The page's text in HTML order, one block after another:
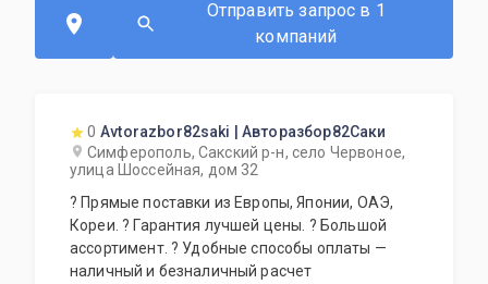
Отправить запрос в 1
компаний
0 Avtorazbor82saki | Авторазбор82Саки
Симферополь, Сакский р-н, село Червоное,
улица Шоссейная, дом 32
? Прямые поставки из Европы, Японии, ОАЭ,
Кореи. ? Гарантия лучшей цены. ? Большой
ассортимент. ? Удобные способы оплаты —
наличный и безналичный расчет